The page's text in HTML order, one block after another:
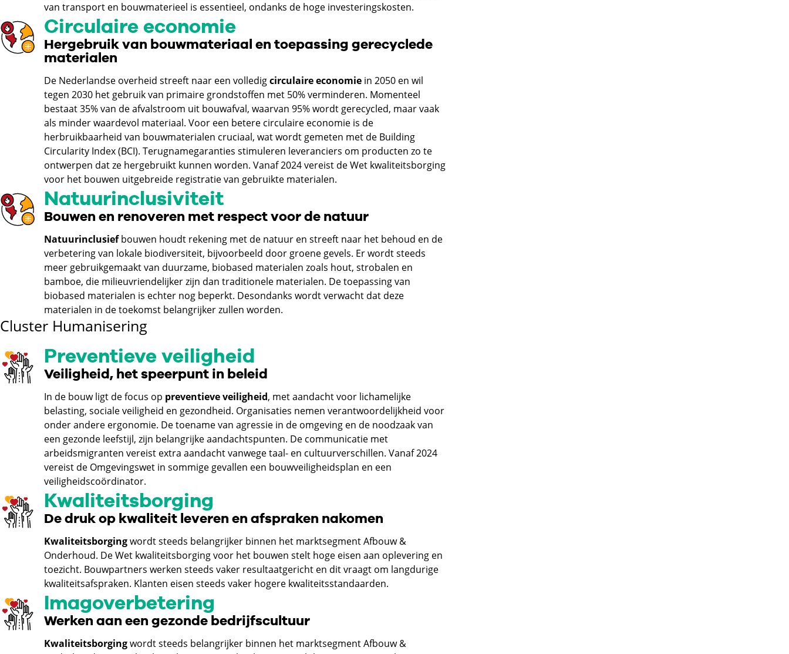
van transport en bouwmaterieel is essentieel, ondanks de hoge investeringskosten.
Circulaire economie
Hergebruik van bouwmateriaal en toepassing gerecyclede
materialen
De Nederlandse overheid streeft naar een volledigcirculaire economie in 2050 en wil
tegen 2030 het gebruik van primaire grondstoffen met 50% verminderen. Momenteel
bestaat 35% van de afvalstroom uit bouwafval, waarvan 95% wordt gerecycled, maar vaak
als minder waardevol materiaal. Voor een betere circulaire economie is de
herbruikbaarheid van bouwmaterialen cruciaal, wat wordt gemeten met de Building
Circularity Index (BCI). Terugnamegaranties stimuleren leveranciers om producten zo te
ontwerpen dat ze hergebruikt kunnen worden. Vanaf 2024 vereist de Wet kwaliteitsborging
voor het bouwen uitgebreide registratie van gebruikte materialen.
Natuurinclusiviteit
Bouwen en renoveren met respect voor de natuur
Natuurinclusiefbouwen houdt rekening met de natuur en streeft naar het behoud en de
verbetering van lokale biodiversiteit, bijvoorbeeld door groene gevels. Er wordt steeds
meer gebruikgemaakt van duurzame, biobased materialen zoals hout, strobalen en
bamboe, die milieuvriendelijker zijn dan traditionele materialen. De toepassing van
biobased materialen is echter nog beperkt. Desondanks wordt verwacht dat deze
materialen in de toekomst belangrijker zullen worden.
Cluster Humanisering
Preventieve veiligheid
Veiligheid, het speerpunt in beleid
In de bouw ligt de focus op preventieve veiligheid, met aandacht voor lichamelijke
belasting, sociale veiligheid en gezondheid. Organisaties nemen verantwoordelijkheid voor
onder andere ergonomie. De toename van agressie in de omgeving en de noodzaak van
een gezonde leefstijl, zijn belangrijke aandachtspunten. De communicatie met
arbeidsmigranten vereist extra aandacht vanwege taal- en cultuurverschillen. Vanaf 2024
vereist de Omgevingswet in sommige gevallen een bouwveiligheidsplan en een
veiligheidscoördinator.
Kwaliteitsborging
De druk op kwaliteit leveren en afspraken nakomen
Kwaliteitsborgingwordt steeds belangrijker binnen het marktsegment Afbouw &
Onderhoud. De Wet kwaliteitsborging voor het bouwen stelt hoge eisen aan oplevering en
toezicht. Bouwpartners werken steeds vaker resultaatgericht en dit vraagt om langdurige
kwaliteitsafspraken. Klanten eisen steeds vaker hogere kwaliteitsstandaarden.
Imagoverbetering
Werken aan een gezonde bedrijfscultuur
Kwaliteitsborgingwordt steeds belangrijker binnen het marktsegment Afbouw &